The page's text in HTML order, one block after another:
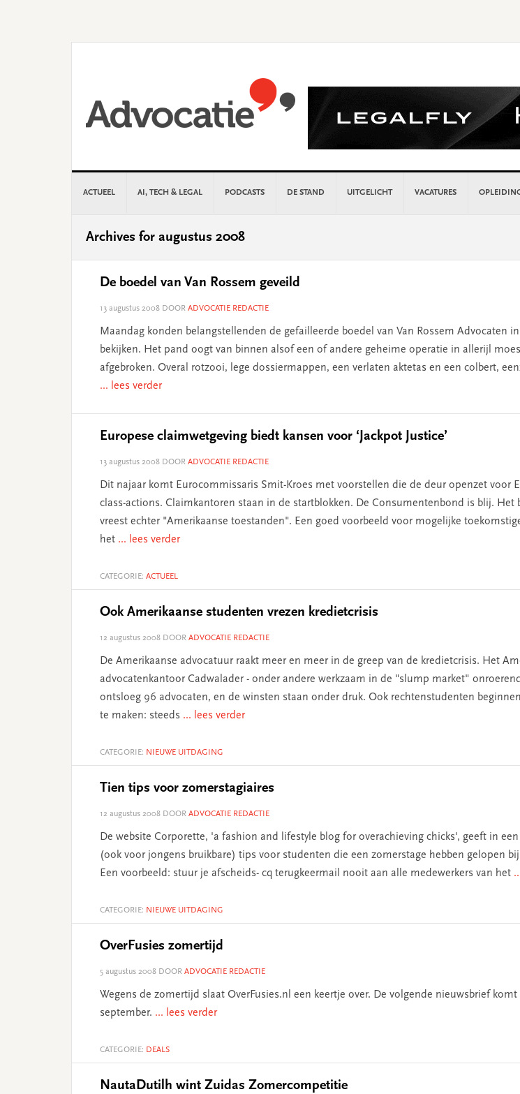
ACTUEEL AI, TECH & LEGAL PODCASTS DE STAND UITGELICHT VACATURES
Archives for augustus 2008
De boedel van Van Rossem geveild
13 augustus 2008 DOOR ADVOCATIE REDACTIE
Maandag konden belangstellenden de gefailleerde boedel van Van Rossem Advocaten
bekijken. Het pand oogt van binnen alsof een of andere geheime operatie in allerijl
afgebroken. Overal rotzooi, lege dossiermappen, een verlaten aktetas en een colbert,
... lees verder
Europese claimwetgeving biedt kansen voor ‘Jackpot Justice’
13 augustus 2008 DOOR ADVOCATIE REDACTIE
Dit najaar komt Eurocommissaris Smit-Kroes met voorstellen die de deur openzet voor
class-actions. Claimkantoren staan in de startblokken. De Consumentenbond is blij. Het
vreest echter "Amerikaanse toestanden". Een goed voorbeeld voor mogelijke
het ... lees verder
CATEGORIE: ACTUEEL
Ook Amerikaanse studenten vrezen kredietcrisis
12 augustus 2008 DOOR ADVOCATIE REDACTIE
De Amerikaanse advocatuur raakt meer en meer in de greep van de kredietcrisis. Het
advocatenkantoor Cadwalader - onder andere werkzaam in de "slump market"
ontsloeg 96 advocaten, en de winsten staan onder druk. Ook rechtenstudenten
te maken: steeds ... lees verder
CATEGORIE: NIEUWE UITDAGING
Tien tips voor zomerstagiaires
12 augustus 2008 DOOR ADVOCATIE REDACTIE
De website Corporette, 'a fashion and lifestyle blog for overachieving chicks', geeft in
(ook voor jongens bruikbare) tips voor studenten die een zomerstage hebben gelopen
Een voorbeeld: stuur je afscheids- cq terugkeermail nooit aan alle medewerkers van het
CATEGORIE: NIEUWE UITDAGING
OverFusies zomertijd
5 augustus 2008 DOOR ADVOCATIE REDACTIE
Wegens de zomertijd slaat OverFusies.nl een keertje over. De volgende nieuwsbrief
september. ... lees verder
CATEGORIE: DEALS
NautaDutilh wint Zuidas Zomercompetitie